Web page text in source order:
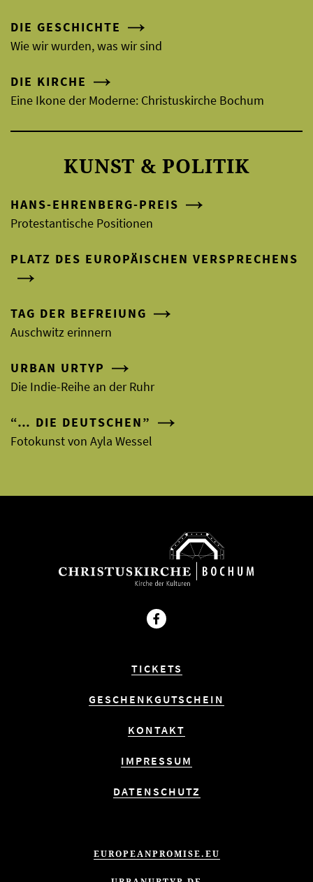
DIE GESCHICHTE
Wie wir wurden, was wir sind
DIE KIRCHE
Eine Ikone der Moderne: Christuskirche Bochum
KUNST & POLITIK
HANS-EHRENBERG-PREIS
Protestantische Positionen
PLATZ DES EUROPÄISCHEN VERSPRECHENS
TAG DER BEFREIUNG
Auschwitz erinnern
URBAN URTYP
Die Indie-Reihe an der Ruhr
“… DIE DEUTSCHEN”
Fotokunst von Ayla Wessel
Facebook
TICKETS
GESCHENKGUTSCHEIN
KONTAKT
IMPRESSUM
DATENSCHUTZ
EUROPEANPROMISE.EU